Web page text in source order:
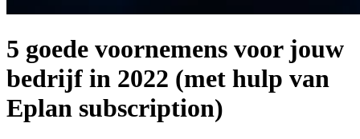
5 goede voornemens voor jouw
bedrijf in 2022 (met hulp van
Eplan subscription)